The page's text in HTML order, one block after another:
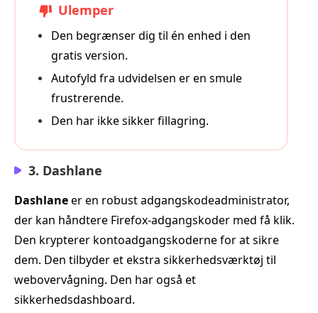
Ulemper
Den begrænser dig til én enhed i den
gratis version.
Autofyld fra udvidelsen er en smule
frustrerende.
Den har ikke sikker fillagring.
3. Dashlane
Dashlaneer en robust adgangskodeadministrator,
der kan håndtere Firefox-adgangskoder med få klik.
Den krypterer kontoadgangskoderne for at sikre
dem. Den tilbyder et ekstra sikkerhedsværktøj til
webovervågning. Den har også et
sikkerhedsdashboard.